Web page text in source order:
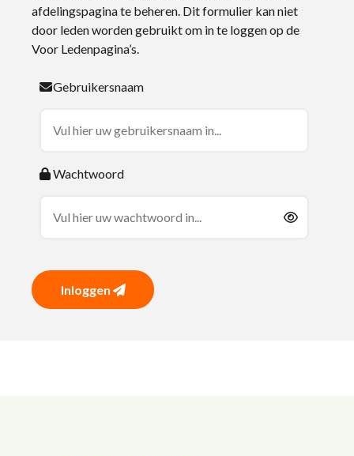
afdelingspagina te beheren. Dit formulier kan niet
door leden worden gebruikt om in te loggen op de
Voor Ledenpagina’s.
Gebruikersnaam
Wachtwoord
Inloggen